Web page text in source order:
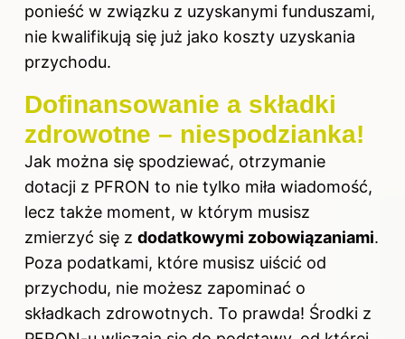
ponieść w związku z uzyskanymi funduszami,
nie kwalifikują się już jako koszty uzyskania
przychodu.
Dofinansowanie a składki
zdrowotne – niespodzianka!
Jak można się spodziewać, otrzymanie
dotacji z PFRON to nie tylko miła wiadomość,
lecz także moment, w którym musisz
zmierzyć się z dodatkowymi zobowiązaniami.
Poza podatkami, które musisz uiścić od
przychodu, nie możesz zapominać o
składkach zdrowotnych. To prawda! Środki z